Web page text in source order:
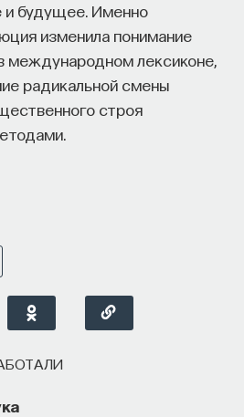
и будущее. Именно
изменила понимание
международном лексиконе,
радикальной смены
строя
вклад в дело
ПОСТНАУКУ